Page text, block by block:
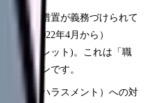
ための措置が義務づけられて
業は2022年4月から）
リーフレット)。これは「職
低ラインです。
タマーハラスメント）への対